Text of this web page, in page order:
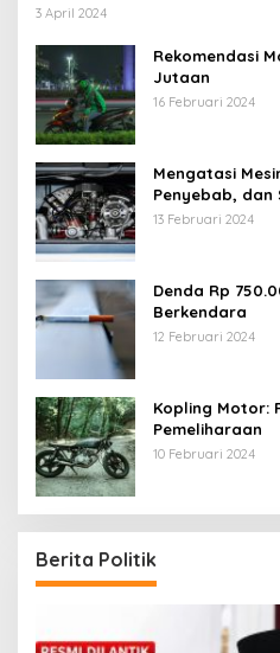
3 April 2024
Rekomendasi
Jutaan
16 Februari 2024
Mengatasi
Penyebab, dan
13 Februari 2024
Denda Rp
Berkendara
12 Februari 2024
Kopling Motor:
Pemeliharaan
10 Februari 2024
Berita Politik